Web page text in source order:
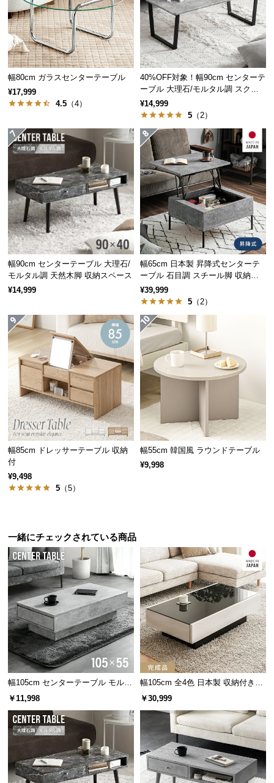
サ
ー
ビ
ス
に
つ
い
て
搬
入
路
に
つ
い
て
返
品・
キ
ン
セ
ル
に
つ
い
て
保
証
い
員
規
約
に
つ
い
て
お
客
様
サ
ポ
幅80cm ガラスセンターテーブル
¥17,999
4.5 （4）
40%OFF対象！幅90cm センターテ
ーブル 大理石/モルタル調 スクエ
アレッグ 安心面取り加工
¥14,999
5 （2）
幅90cm センターテーブル 大理石/
モルタル調 天然木脚 収納スペース
¥14,999
幅65cm 日本製 昇降式センターテ
ーブル 石目調 スチール脚 収納ス
ペース 高さ34~54.5cm
¥39,999
5 （2）
幅85cm ドレッサーテーブル 収納
付
¥9,498
5 （5）
幅55cm 韓国風 ラウンドテーブル
¥9,998
一緒にチェックされている商品
幅105cm センターテーブル モルタ
ル調 大容量収納付き スライド引き
￥11,998
幅105cm 全4色 日本製 収納付きセ
ンターテーブル
￥30,999